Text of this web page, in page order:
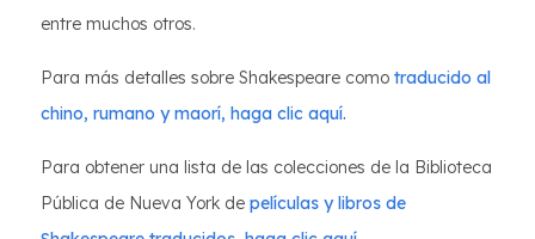
entre muchos otros.
Para más detalles sobre Shakespeare como traducido al
chino, rumano y maorí, haga clic aquí.
Para obtener una lista de las colecciones de la Biblioteca
Pública de Nueva York de películas y libros de